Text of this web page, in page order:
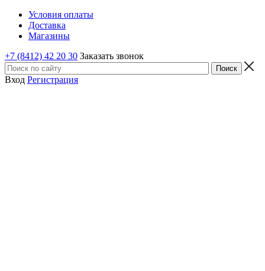
Условия оплаты
Доставка
Магазины
+7 (8412) 42 20 30 Заказать звонок
Вход Регистрация